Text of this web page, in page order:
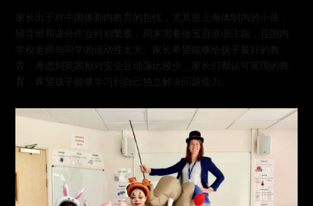
家长出于对中国体制内教育的担忧，尤其是上海体制内的小孩，
辅导班和课外作业特别繁重，周末需要做五百道语法题，且国内
学校老师与同学的流动性太大。家长希望能够给孩子最好的教
育，考虑到英国相对安全且动荡比较少，家长们都认可英国的教
育，希望孩子能够学习到自己独立解决问题能力。